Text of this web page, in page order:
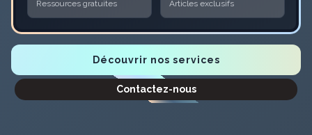
Ressources gratuites Articles exclusifs
Découvrir nos services
Contactez-nous